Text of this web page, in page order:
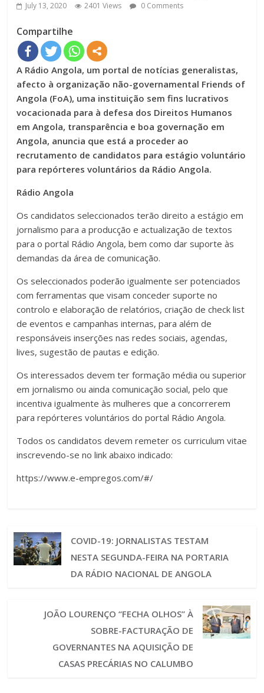
July 13, 2020 2401 Views 0 Comments
Compartilhe
A Rádio Angola, um portal de notícias generalistas,
afecto à organização não-governamental Friends of
Angola (FoA), uma instituição sem fins lucrativos
vocacionada para à defesa dos Direitos Humanos
em Angola, transparência e boa governação em
Angola, anuncia que está a proceder ao
recrutamento de candidatos para estágio voluntário
para repórteres voluntários da Rádio Angola.
Rádio Angola
Os candidatos seleccionados terão direito a estágio em
jornalismo para a producção e actualização de textos
para o portal Rádio Angola, bem como dar suporte às
demandas da área de comunicação.
Os seleccionados poderão igualmente ser potenciados
com ferramentas que visam conceder suporte no
controlo e elaboração de relatórios, criação de check list
de eventos e campanhas internas, para além de
responsáveis inserções nas redes sociais, agendas,
lives, sugestão de pautas e edição.
Os interessados devem ter formação média ou superior
em jornalismo ou ainda comunicação social, pelo que
incentiva igualmente às mulheres que a concorrerem
para repórteres voluntários do portal Rádio Angola.
Todos os candidatos devem remeter os curriculum vitae
inscrevendo-se no link abaixo indicado:
https://www.e-empregos.com/#/
COVID-19: JORNALISTAS TESTAM
NESTA SEGUNDA-FEIRA NA PORTARIA
DA RÁDIO NACIONAL DE ANGOLA
JOÃO LOURENÇO “FECHA OLHOS” À
SOBRE-FACTURAÇÃO DE
GOVERNANTES NA AQUISIÇÃO DE
CASAS PRECÁRIAS NO CALUMBO